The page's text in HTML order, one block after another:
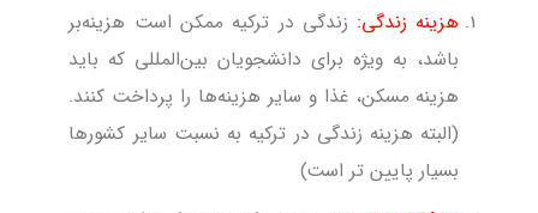
هزینه زندگی: زندگی در ترکیه ممکن است هزینه‌بر
باشد، به ویژه برای دانشجویان بین‌المللی که باید
هزینه مسکن، غذا و سایر هزینه‌ها را پرداخت کنند.
(البته هزینه زندگی در ترکیه به نسبت سایر کشورها
بسیار پایین تر است)